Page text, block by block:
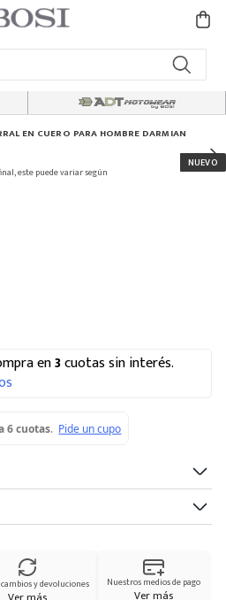
EN CUERO PARA HOMBRE DARMIAN
este puede variar según
en3cuotas sin interés.
y devoluciones Nuestros medios de pago
Ver más